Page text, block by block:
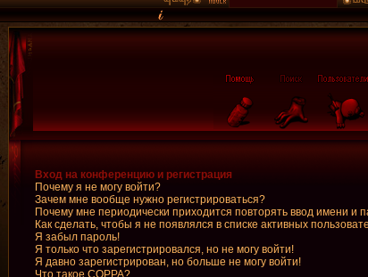
Вход на конференцию и регистрация
Почему я не могу войти?
Зачем мне вообще нужно регистрироваться?
Почему мне периодически приходится повторять ввод имени и
Как сделать, чтобы я не появлялся в списке активных
Я забыл пароль!
Я только что зарегистрировался, но не могу войти!
Я давно зарегистрирован, но больше не могу войти!
Что такое COPPA?